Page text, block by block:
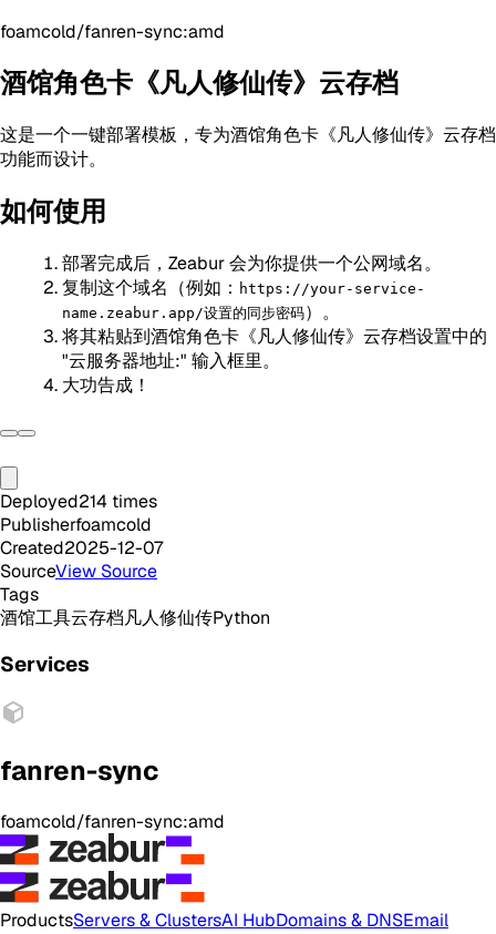
foamcold/fanren-sync:amd
酒馆角色卡《凡人修仙传》云存档
这是一个一键部署模板，专为酒馆角色卡《凡人修仙传》云存档
功能而设计。
如何使用
部署完成后，Zeabur 会为你提供一个公网域名。
复制这个域名（例如： https://your-service-
name.zeabur.app/设置的同步密码）。
将其粘贴到酒馆角色卡《凡人修仙传》云存档设置中的
"云服务器地址:" 输入框里。
大功告成！
Deployed214 times
Publisherfoamcold
Created2025-12-07
SourceView Source
Tags
酒馆工具云存档凡人修仙传Python
Services
fanren-sync
foamcold/fanren-sync:amd
ProductsServers & ClustersAI HubDomains & DNSEmail